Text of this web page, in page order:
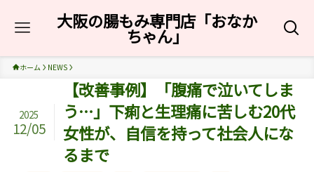
大阪の腸もみ専門店「おなか
ちゃん」
ホーム NEWS
【改善事例】「腹痛で泣いてしま
う…」下痢と生理痛に苦しむ20代
女性が、自信を持って社会人にな
るまで
2025
12/05